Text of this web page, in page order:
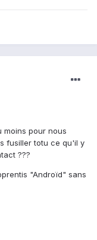
pour nous
fusiller totu ce qu'il y
???
"Androïd" sans